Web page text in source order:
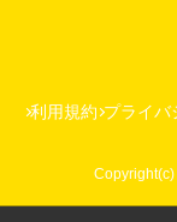
利用規約 プライバ